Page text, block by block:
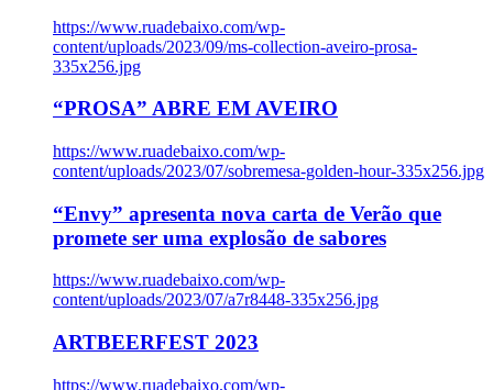
https://www.ruadebaixo.com/wp-
content/uploads/2023/09/ms-collection-aveiro-prosa-
335x256.jpg
“PROSA” ABRE EM AVEIRO
https://www.ruadebaixo.com/wp-
content/uploads/2023/07/sobremesa-golden-hour-335x256.jpg
“Envy” apresenta nova carta de Verão que
promete ser uma explosão de sabores
https://www.ruadebaixo.com/wp-
content/uploads/2023/07/a7r8448-335x256.jpg
ARTBEERFEST 2023
https://www.ruadebaixo.com/wp-